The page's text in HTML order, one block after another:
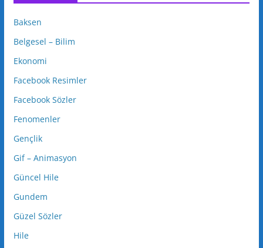
Baksen
Belgesel – Bilim
Ekonomi
Facebook Resimler
Facebook Sözler
Fenomenler
Gençlik
Gif – Animasyon
Güncel Hile
Gundem
Güzel Sözler
Hile